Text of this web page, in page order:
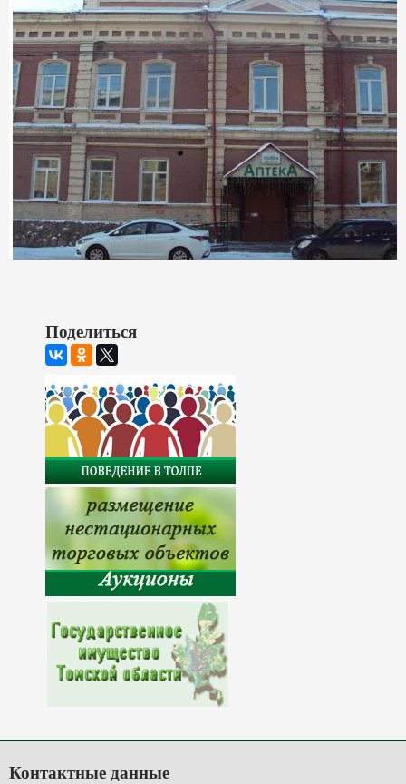
Поделиться
Контактные данные